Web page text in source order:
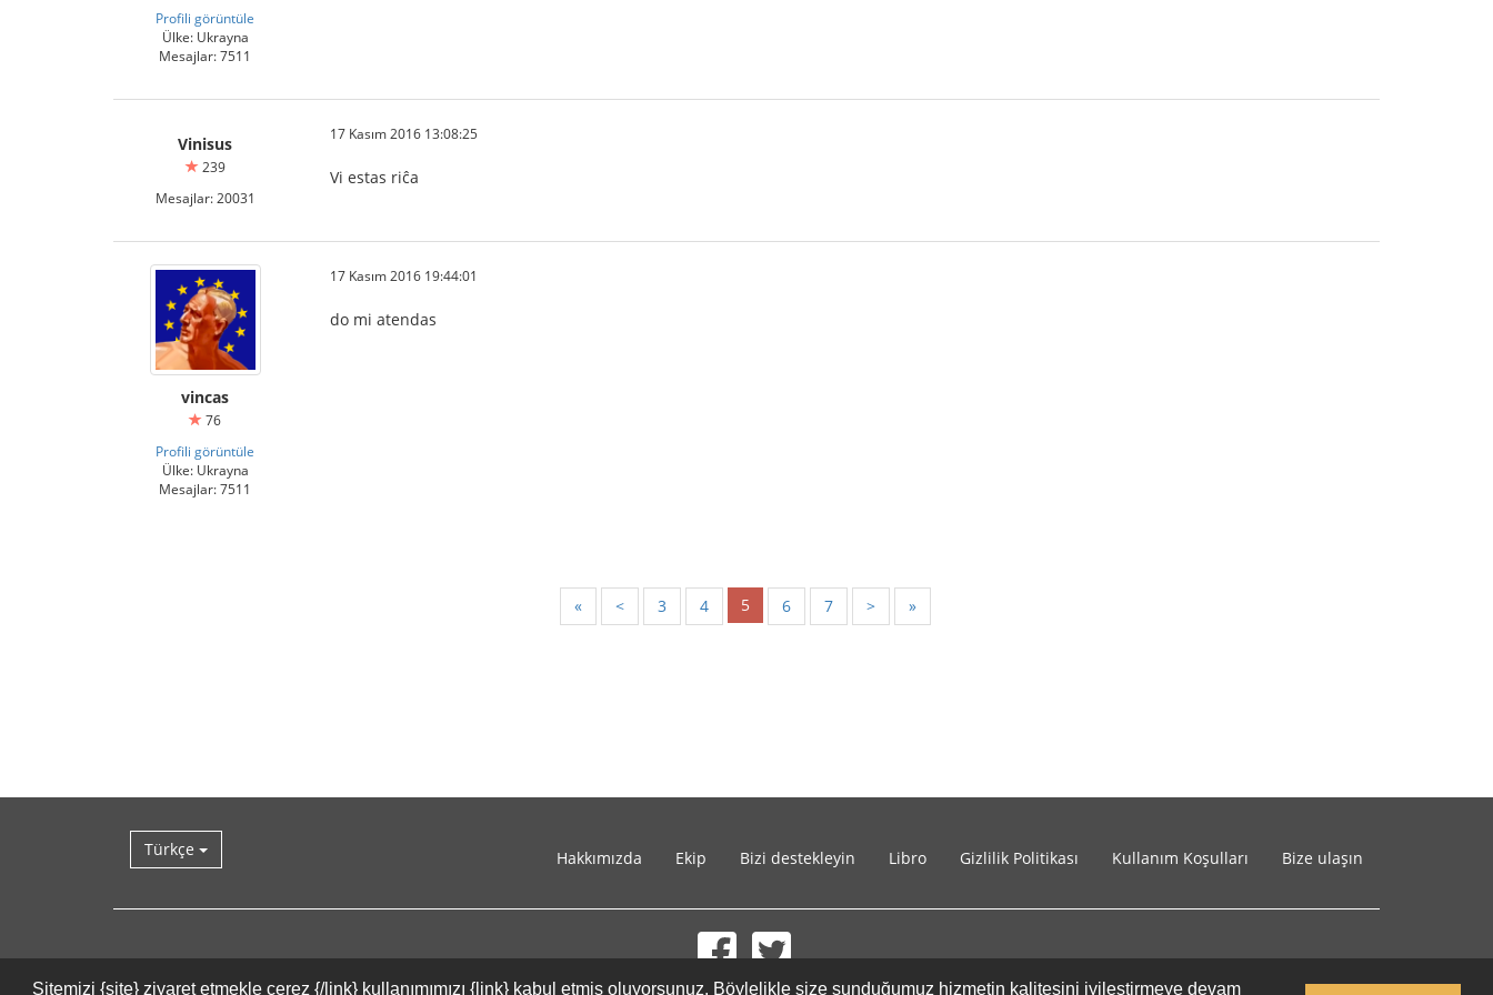
Sitemizi {site} ziyaret etmekle çerez {/link} kullanımımızı {link} kabul etmiş oluyorsunuz. Böylelikle size sunduğumuz hizmetin kalitesini iyileştirmeye devam
Profili görüntüle
Ülke: Ukrayna
Mesajlar: 7511
Vinisus
239
Mesajlar: 20031
17 Kasım 2016 13:08:25
Vi estas riĉa
vincas
76
Profili görüntüle
Ülke: Ukrayna
Mesajlar: 7511
17 Kasım 2016 19:44:01
do mi atendas
« < 3 4 5 6 7 > »
Türkçe Hakkımızda Ekip Bizi destekleyin Libro Gizlilik Politikası Kullanım Koşulları Bize ulaşın